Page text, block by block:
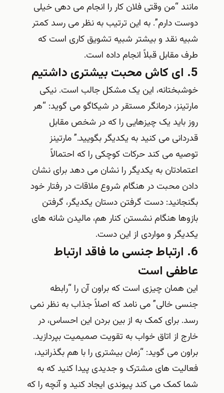
مانند “من وقتی فلان کار را انجام می دهی خیلی
دوست دارم”. به این ترتیب به نظر می رسد کمتر
شبیه نقد و بیشتر شبیه تشویق کاری است که
طرف مقابل قبلاً انجام داده است.
5. ای کاش محبت بیشتری داشتیم
خوشبختانه، این یک مشکل جالب است. نیکی
مارتینز، درمانگر مستقر در شیکاگو می گوید: “هر
روز باید یک چیزهایی را که در شخص مقابل
قدردانی می کنید به یکدیگر بگویید.” مارتینز
توصیه می کند حرکات کوچکی را که احتمالاً
اعتمادتان به یکدیگر را نشان می دهد برای نشان
دادن محبت در هنگام شروع ملاقات در رفتار خود
بگنجانید: دست گرفتن دستان یکدیگر، گرفتن
بازوها هنگام نشستن کنار هم، مالیدن شانه های
یکدیگر و مواردی از این دست.
6. ارتباط جنسی ما فاقد ارتباط
عاطفی است
این همان چیزی است که براون آن را “رابطه
جنسی خالی” می نامد که اصلاً جذاب به نظر نمی
رسد. برای کمک به از بین بردن این احساس، در
خارج از اتاق خواب به تقویت صمیمیت بپردازید.
براون می گوید: “زمان بیشتری را با هم بگذرانید،
فعالیت های مشترک و جدیدی پیدا کنید که به
شما کمک می کند پیوندی ایجاد کنید و آنچه را که